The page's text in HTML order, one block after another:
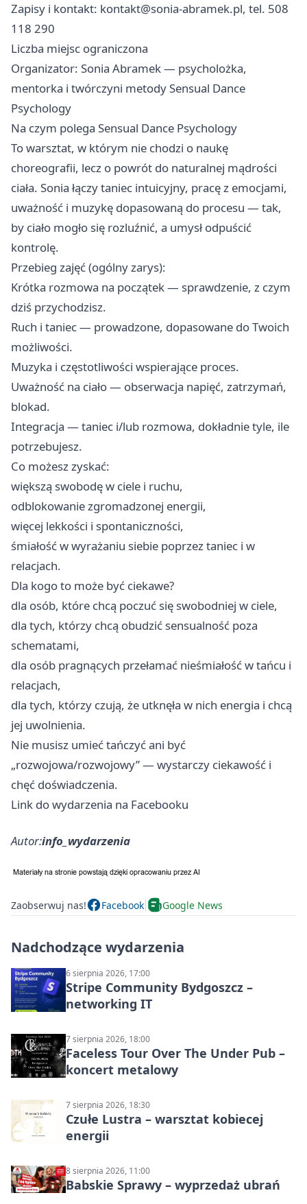
Zapisy i kontakt: kontakt@sonia-abramek.pl, tel. 508
118 290
Liczba miejsc ograniczona
Organizator: Sonia Abramek — psycholożka,
mentorka i twórczyni metody Sensual Dance
Psychology
Na czym polega Sensual Dance Psychology
To warsztat, w którym nie chodzi o naukę
choreografii, lecz o powrót do naturalnej mądrości
ciała. Sonia łączy taniec intuicyjny, pracę z emocjami,
uważność i muzykę dopasowaną do procesu — tak,
by ciało mogło się rozluźnić, a umysł odpuścić
kontrolę.
Przebieg zajęć (ogólny zarys):
Krótka rozmowa na początek — sprawdzenie, z czym
dziś przychodzisz.
Ruch i taniec — prowadzone, dopasowane do Twoich
możliwości.
Muzyka i częstotliwości wspierające proces.
Uważność na ciało — obserwacja napięć, zatrzymań,
blokad.
Integracja — taniec i/lub rozmowa, dokładnie tyle, ile
potrzebujesz.
Co możesz zyskać:
większą swobodę w ciele i ruchu,
odblokowanie zgromadzonej energii,
więcej lekkości i spontaniczności,
śmiałość w wyrażaniu siebie poprzez taniec i w
relacjach.
Dla kogo to może być ciekawe?
dla osób, które chcą poczuć się swobodniej w ciele,
dla tych, którzy chcą obudzić sensualność poza
schematami,
dla osób pragnących przełamać nieśmiałość w tańcu i
relacjach,
dla tych, którzy czują, że utknęła w nich energia i chcą
jej uwolnienia.
Nie musisz umieć tańczyć ani być
„rozwojowa/rozwojowy” — wystarczy ciekawość i
chęć doświadczenia.
Link do wydarzenia na Facebooku
Autor:info_wydarzenia
Zaobserwuj nas! Facebook Google News
Nadchodzące wydarzenia
6 sierpnia 2026, 17:00
Stripe Community Bydgoszcz –
networking IT
7 sierpnia 2026, 18:00
Faceless Tour Over The Under Pub –
koncert metalowy
7 sierpnia 2026, 18:30
Czułe Lustra – warsztat kobiecej
energii
8 sierpnia 2026, 11:00
Babskie Sprawy – wyprzedaż ubrań